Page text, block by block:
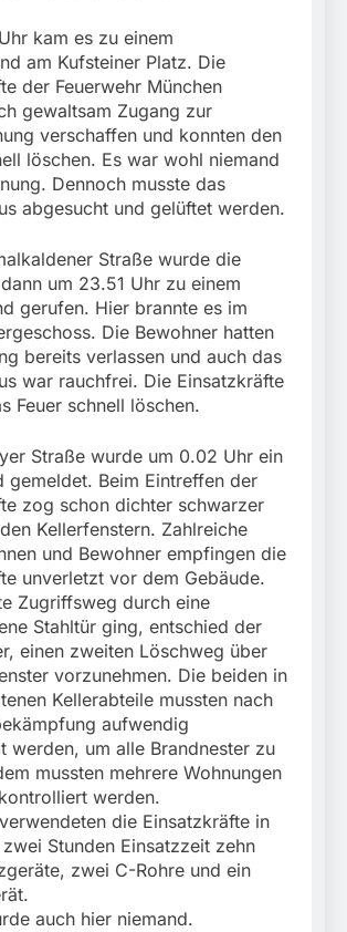
kam es zu einem
am Kufsteiner Platz. Die
der Feuerwehr München
gewaltsam Zugang zur
verschaffen und konnten den
löschen. Es war wohl niemand
Dennoch musste das
abgesucht und gelüftet werden.
Straße wurde die
um 23.51 Uhr zu einem
gerufen. Hier brannte es im
Die Bewohner hatten
bereits verlassen und auch das
war rauchfrei. Die Einsatzkräfte
Feuer schnell löschen.
Straße wurde um 0.02 Uhr ein
gemeldet. Beim Eintreffen der
zog schon dichter schwarzer
Kellerfenstern. Zahlreiche
und Bewohner empfingen die
unverletzt vor dem Gebäude.
Zugriffsweg durch eine
Stahltür ging, entschied der
einen zweiten Löschweg über
vorzunehmen. Die beiden in
Kellerabteile mussten nach
aufwendig
werden, um alle Brandnester zu
mussten mehrere Wohnungen
werden.
die Einsatzkräfte in
Stunden Einsatzzeit zehn
zwei C-Rohre und ein
auch hier niemand.